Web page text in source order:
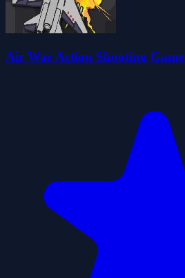
Air War Action Shooting Game